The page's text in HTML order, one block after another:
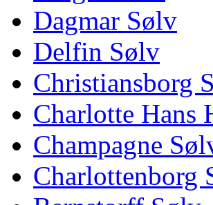
Dagmar Sølv
Delfin Sølv
Christiansborg
Charlotte Hans
Champagne
Charlottenborg